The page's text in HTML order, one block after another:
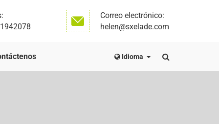
Correo electrónico:
helen@sxelade.com
Idioma